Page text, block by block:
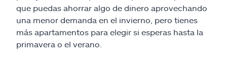
que puedas ahorrar algo de dinero aprovechando
una menor demanda en el invierno, pero tienes
más apartamentos para elegir si esperas hasta la
primavera o el verano.